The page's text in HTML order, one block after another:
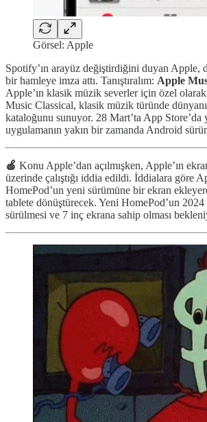
Görsel: Apple
Spotify’ın arayüz değiştirdiğini duyan Apple,
bir hamleye imza attı. Tanıştıralım: Apple
Apple’ın klasik müzik severler için özel
Music Classical, klasik müzik türünde
kataloğunu sunuyor. 28 Mart’ta App Store’da
uygulamanın yakın bir zamanda Android
🍎 Konu Apple’dan açılmışken, Apple’ın
üzerinde çalıştığı iddia edildi. İddialara göre
HomePod’un yeni sürümüne bir ekran
tablete dönüştürecek. Yeni HomePod’un 2024
sürülmesi ve 7 inç ekrana sahip olması